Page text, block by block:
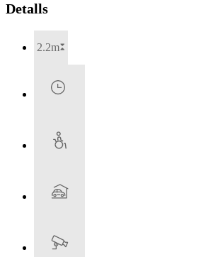
Detalls
2.2m